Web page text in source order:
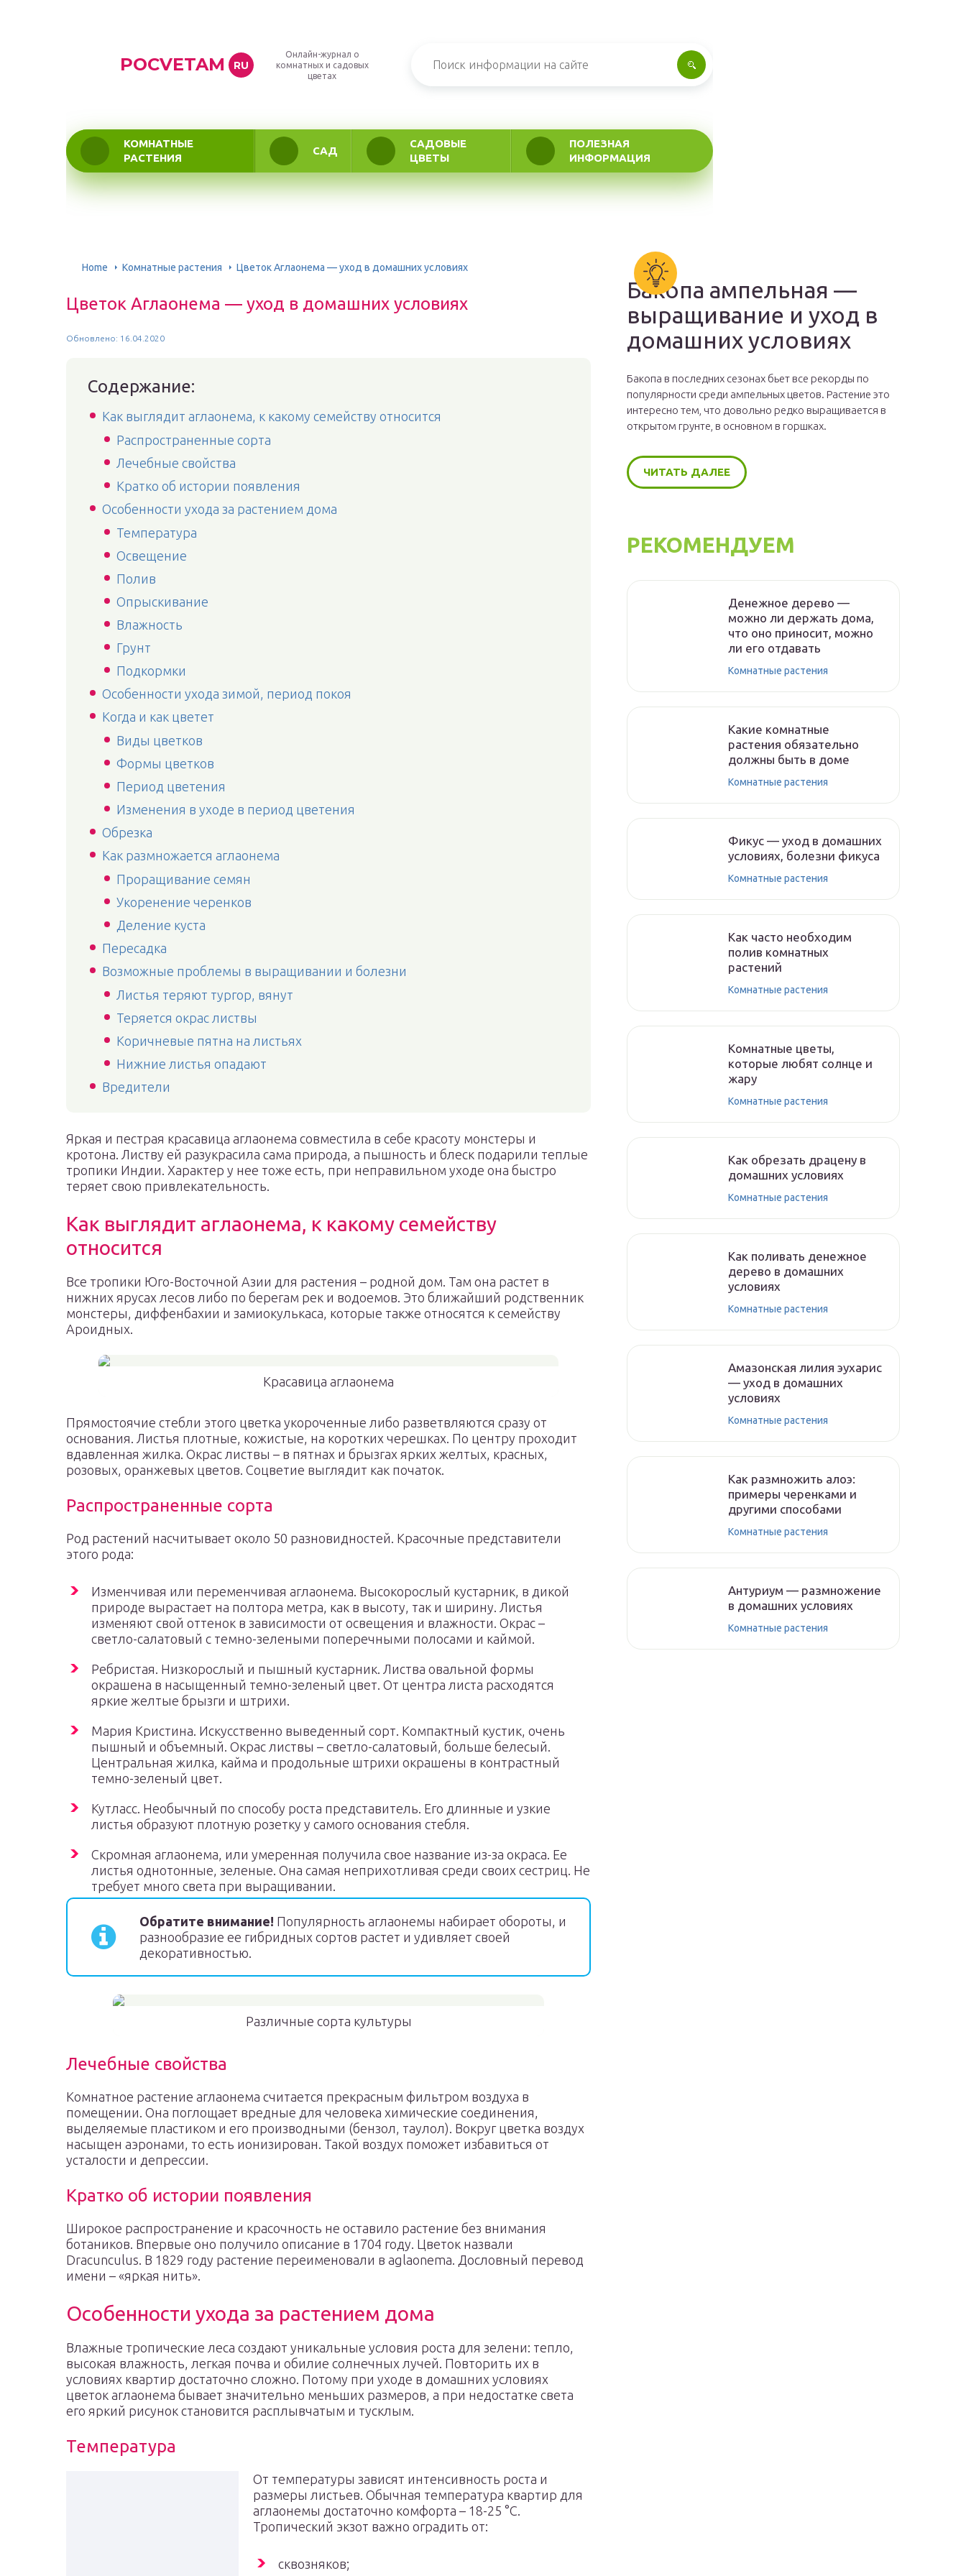
POCVETAM RU
Онлайн-журнал о
комнатных и садовых
цветах
КОМНАТНЫЕ
РАСТЕНИЯ
САД
САДОВЫЕ
ЦВЕТЫ
ПОЛЕЗНАЯ
ИНФОРМАЦИЯ
Home Комнатные растения Цветок Аглаонема — уход в домашних условиях
Цветок Аглаонема — уход в домашних условиях
Обновлено: 16.04.2020
Содержание:
Как выглядит аглаонема, к какому семейству относится
Распространенные сорта
Лечебные свойства
Кратко об истории появления
Особенности ухода за растением дома
Температура
Освещение
Полив
Опрыскивание
Влажность
Грунт
Подкормки
Особенности ухода зимой, период покоя
Когда и как цветет
Виды цветков
Формы цветков
Период цветения
Изменения в уходе в период цветения
Обрезка
Как размножается аглаонема
Проращивание семян
Укоренение черенков
Деление куста
Пересадка
Возможные проблемы в выращивании и болезни
Листья теряют тургор, вянут
Теряется окрас листвы
Коричневые пятна на листьях
Нижние листья опадают
Вредители
Яркая и пестрая красавица аглаонема совместила в себе красоту монстеры и
кротона. Листву ей разукрасила сама природа, а пышность и блеск подарили теплые
тропики Индии. Характер у нее тоже есть, при неправильном уходе она быстро
теряет свою привлекательность.
Как выглядит аглаонема, к какому семейству
относится
Все тропики Юго-Восточной Азии для растения – родной дом. Там она растет в
нижних ярусах лесов либо по берегам рек и водоемов. Это ближайший родственник
монстеры, диффенбахии и замиокулькаса, которые также относятся к семейству
Ароидных.
Красавица аглаонема
Прямостоячие стебли этого цветка укороченные либо разветвляются сразу от
основания. Листья плотные, кожистые, на коротких черешках. По центру проходит
вдавленная жилка. Окрас листвы – в пятнах и брызгах ярких желтых, красных,
розовых, оранжевых цветов. Соцветие выглядит как початок.
Распространенные сорта
Род растений насчитывает около 50 разновидностей. Красочные представители
этого рода:
Изменчивая или переменчивая аглаонема. Высокорослый кустарник, в дикой
природе вырастает на полтора метра, как в высоту, так и ширину. Листья
изменяют свой оттенок в зависимости от освещения и влажности. Окрас –
светло-салатовый с темно-зелеными поперечными полосами и каймой.
Ребристая. Низкорослый и пышный кустарник. Листва овальной формы
окрашена в насыщенный темно-зеленый цвет. От центра листа расходятся
яркие желтые брызги и штрихи.
Мария Кристина. Искусственно выведенный сорт. Компактный кустик, очень
пышный и объемный. Окрас листвы – светло-салатовый, больше белесый.
Центральная жилка, кайма и продольные штрихи окрашены в контрастный
темно-зеленый цвет.
Кутласс. Необычный по способу роста представитель. Его длинные и узкие
листья образуют плотную розетку у самого основания стебля.
Скромная аглаонема, или умеренная получила свое название из-за окраса. Ее
листья однотонные, зеленые. Она самая неприхотливая среди своих сестриц. Не
требует много света при выращивании.
Обратите внимание! Популярность аглаонемы набирает обороты, и
разнообразие ее гибридных сортов растет и удивляет своей
декоративностью.
Различные сорта культуры
Лечебные свойства
Комнатное растение аглаонема считается прекрасным фильтром воздуха в
помещении. Она поглощает вредные для человека химические соединения,
выделяемые пластиком и его производными (бензол, таулол). Вокруг цветка воздух
насыщен аэронами, то есть ионизирован. Такой воздух поможет избавиться от
усталости и депрессии.
Кратко об истории появления
Широкое распространение и красочность не оставило растение без внимания
ботаников. Впервые оно получило описание в 1704 году. Цветок назвали
Dracunculus. В 1829 году растение переименовали в aglaonema. Дословный перевод
имени – «яркая нить».
Особенности ухода за растением дома
Влажные тропические леса создают уникальные условия роста для зелени: тепло,
высокая влажность, легкая почва и обилие солнечных лучей. Повторить их в
условиях квартир достаточно сложно. Потому при уходе в домашних условиях
цветок аглаонема бывает значительно меньших размеров, а при недостатке света
его яркий рисунок становится расплывчатым и тусклым.
Температура
От температуры зависят интенсивность роста и
размеры листьев. Обычная температура квартир для
аглаонемы достаточно комфорта – 18-25 °C.
Тропический экзот важно оградить от:
сквозняков;
Бакопа ампельная —
выращивание и уход в
домашних условиях
Бакопа в последних сезонах бьет все рекорды по
популярности среди ампельных цветов. Растение это
интересно тем, что довольно редко выращивается в
открытом грунте, в основном в горшках.
ЧИТАТЬ ДАЛЕЕ
РЕКОМЕНДУЕМ
Денежное дерево —
можно ли держать дома,
что оно приносит, можно
ли его отдавать
Комнатные растения
Какие комнатные
растения обязательно
должны быть в доме
Комнатные растения
Фикус — уход в домашних
условиях, болезни фикуса
Комнатные растения
Как часто необходим
полив комнатных
растений
Комнатные растения
Комнатные цветы,
которые любят солнце и
жару
Комнатные растения
Как обрезать драцену в
домашних условиях
Комнатные растения
Как поливать денежное
дерево в домашних
условиях
Комнатные растения
Амазонская лилия эухарис
— уход в домашних
условиях
Комнатные растения
Как размножить алоэ:
примеры черенками и
другими способами
Комнатные растения
Антуриум — размножение
в домашних условиях
Комнатные растения